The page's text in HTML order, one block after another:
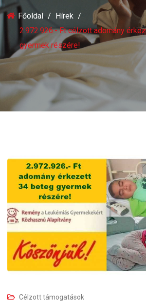
Főoldal
Hírek
2.972.926.- Ft célzott adomány
gyermek részére!
Célzott támogatások